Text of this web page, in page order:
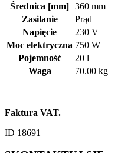
Średnica [mm] 360 mm
Zasilanie
Prąd
Napięcie
230 V
Moc elektryczna 750 W
Pojemność
20 l
Waga
70.00 kg
Faktura VAT.
ID 18691